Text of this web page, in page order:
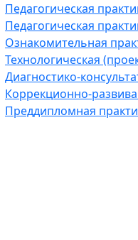
Педагогическая
Педагогическая
Ознакомительная
Технологическая
Диагностико-
Коррекционно-
Преддипломная